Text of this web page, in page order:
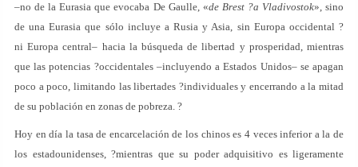
–no de la Eurasia que evocaba De Gaulle, «de Brest ?a Vladivostok», sino
de una Eurasia que sólo incluye a Rusia y Asia, sin Europa occidental ?
ni Europa central– hacia la búsqueda de libertad y prosperidad, mientras
que las potencias ?occidentales –incluyendo a Estados Unidos– se apagan
poco a poco, limitando las libertades ?individuales y encerrando a la mitad
de su población en zonas de pobreza. ?
Hoy en día la tasa de encarcelación de los chinos es 4 veces inferior a la de
los estadounidenses, ?mientras que su poder adquisitivo es ligeramente